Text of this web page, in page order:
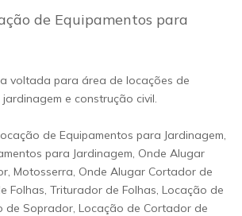
de Equipamentos para
voltada para área de locações de
e construção civil.
de Equipamentos para Jardinagem,
para Jardinagem, Onde Alugar
Motosserra, Onde Alugar Cortador de
Folhas, Triturador de Folhas, Locação de
de Soprador, Locação de Cortador de